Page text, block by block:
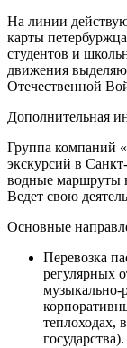
На линии
карты
студентов и
движения
Отечественной
Дополнительная
Группа компаний
экскурсий в
водные маршруты
Ведет свою
Основные
Перевозка
регулярных
музыкально-
теплоходах,
государства).